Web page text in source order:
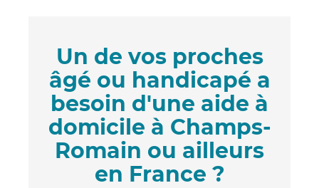
Un de vos proches
âgé ou handicapé a
besoin d'une aide à
domicile à Champs-
Romain ou ailleurs
en France ?